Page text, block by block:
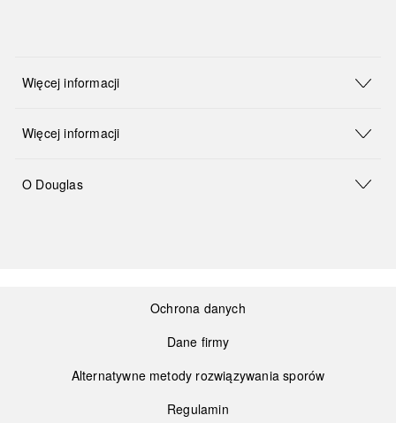
Więcej informacji
Więcej informacji
O Douglas
Ochrona danych
Dane firmy
Alternatywne metody rozwiązywania sporów
Regulamin